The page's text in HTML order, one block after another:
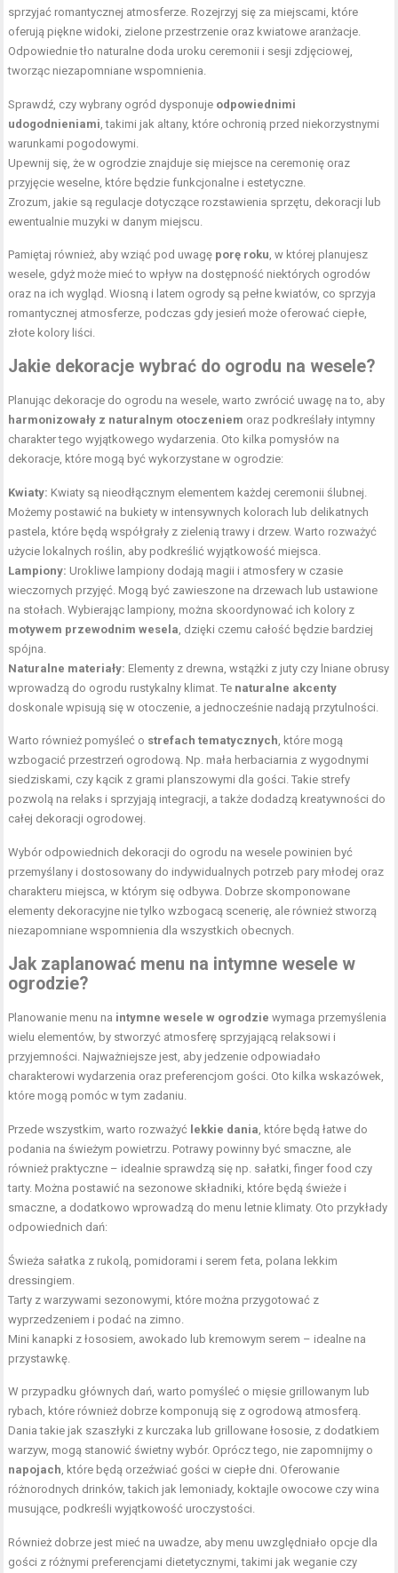
sprzyjać romantycznej atmosferze. Rozejrzyj się za miejscami, które
oferują piękne widoki, zielone przestrzenie oraz kwiatowe aranżacje.
Odpowiednie tło naturalne doda uroku ceremonii i sesji zdjęciowej,
tworząc niezapomniane wspomnienia.
Sprawdź, czy wybrany ogród dysponuje odpowiednimi
udogodnieniami , takimi jak altany, które ochronią przed niekorzystnymi
warunkami pogodowymi.
Upewnij się, że w ogrodzie znajduje się miejsce na ceremonię oraz
przyjęcie weselne, które będzie funkcjonalne i estetyczne.
Zrozum, jakie są regulacje dotyczące rozstawienia sprzętu, dekoracji lub
ewentualnie muzyki w danym miejscu.
Pamiętaj również, aby wziąć pod uwagę porę roku , w której planujesz
wesele, gdyż może mieć to wpływ na dostępność niektórych ogrodów
oraz na ich wygląd. Wiosną i latem ogrody są pełne kwiatów, co sprzyja
romantycznej atmosferze, podczas gdy jesień może oferować ciepłe,
złote kolory liści.
Jakie dekoracje wybrać do ogrodu na wesele?
Planując dekoracje do ogrodu na wesele, warto zwrócić uwagę na to, aby
harmonizowały z naturalnym otoczeniem oraz podkreślały intymny
charakter tego wyjątkowego wydarzenia. Oto kilka pomysłów na
dekoracje, które mogą być wykorzystane w ogrodzie:
Kwiaty: Kwiaty są nieodłącznym elementem każdej ceremonii ślubnej.
Możemy postawić na bukiety w intensywnych kolorach lub delikatnych
pastela, które będą współgrały z zielenią trawy i drzew. Warto rozważyć
użycie lokalnych roślin, aby podkreślić wyjątkowość miejsca.
Lampiony: Urokliwe lampiony dodają magii i atmosfery w czasie
wieczornych przyjęć. Mogą być zawieszone na drzewach lub ustawione
na stołach. Wybierając lampiony, można skoordynować ich kolory z
motywem przewodnim wesela , dzięki czemu całość będzie bardziej
spójna.
Naturalne materiały: Elementy z drewna, wstążki z juty czy lniane obrusy
wprowadzą do ogrodu rustykalny klimat. Te naturalne akcenty
doskonale wpisują się w otoczenie, a jednocześnie nadają przytulności.
Warto również pomyśleć o strefach tematycznych , które mogą
wzbogacić przestrzeń ogrodową. Np. mała herbaciarnia z wygodnymi
siedziskami, czy kącik z grami planszowymi dla gości. Takie strefy
pozwolą na relaks i sprzyjają integracji, a także dodadzą kreatywności do
całej dekoracji ogrodowej.
Wybór odpowiednich dekoracji do ogrodu na wesele powinien być
przemyślany i dostosowany do indywidualnych potrzeb pary młodej oraz
charakteru miejsca, w którym się odbywa. Dobrze skomponowane
elementy dekoracyjne nie tylko wzbogacą scenerię, ale również stworzą
niezapomniane wspomnienia dla wszystkich obecnych.
Jak zaplanować menu na intymne wesele w
ogrodzie?
Planowanie menu na intymne wesele w ogrodzie wymaga przemyślenia
wielu elementów, by stworzyć atmosferę sprzyjającą relaksowi i
przyjemności. Najważniejsze jest, aby jedzenie odpowiadało
charakterowi wydarzenia oraz preferencjom gości. Oto kilka wskazówek,
które mogą pomóc w tym zadaniu.
Przede wszystkim, warto rozważyć lekkie dania , które będą łatwe do
podania na świeżym powietrzu. Potrawy powinny być smaczne, ale
również praktyczne – idealnie sprawdzą się np. sałatki, finger food czy
tarty. Można postawić na sezonowe składniki, które będą świeże i
smaczne, a dodatkowo wprowadzą do menu letnie klimaty. Oto przykłady
odpowiednich dań:
Świeża sałatka z rukolą, pomidorami i serem feta, polana lekkim
dressingiem.
Tarty z warzywami sezonowymi, które można przygotować z
wyprzedzeniem i podać na zimno.
Mini kanapki z łososiem, awokado lub kremowym serem – idealne na
przystawkę.
W przypadku głównych dań, warto pomyśleć o mięsie grillowanym lub
rybach, które również dobrze komponują się z ogrodową atmosferą.
Dania takie jak szaszłyki z kurczaka lub grillowane łososie, z dodatkiem
warzyw, mogą stanowić świetny wybór. Oprócz tego, nie zapomnijmy o
napojach , które będą orzeźwiać gości w ciepłe dni. Oferowanie
różnorodnych drinków, takich jak lemoniady, koktajle owocowe czy wina
musujące, podkreśli wyjątkowość uroczystości.
Również dobrze jest mieć na uwadze, aby menu uwzględniało opcje dla
gości z różnymi preferencjami dietetycznymi, takimi jak weganie czy